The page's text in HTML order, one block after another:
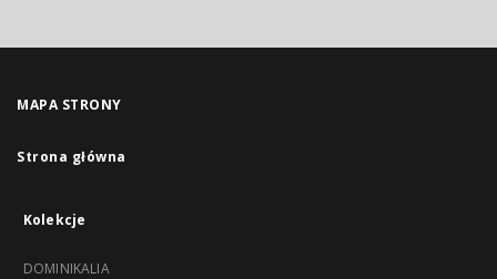
MAPA STRONY
Strona główna
Kolekcje
DOMINIKALIA